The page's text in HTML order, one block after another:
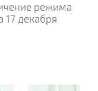
режима
17 декабря